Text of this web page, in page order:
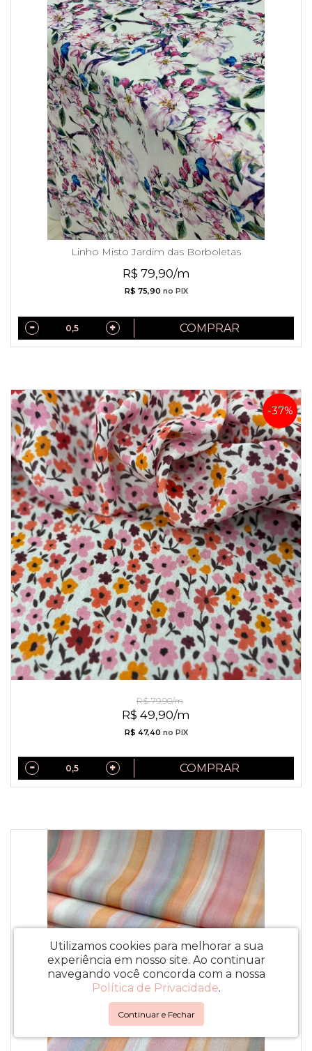
Linho Misto Jardim das Borboletas
R$ 79,90/m
R$ 75,90 no PIX
COMPRAR
R$ 49,90/m
R$ 79,90/m
-37%
R$ 47,40 no PIX
COMPRAR
Utilizamos cookies para melhorar a sua
experiência em nosso site. Ao continuar
navegando você concorda com a nossa
Política de Privacidade.
Continuar e Fechar